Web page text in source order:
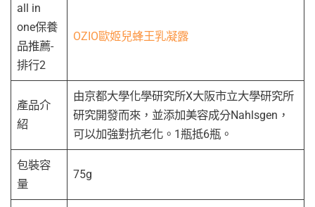
all in
one保養
品推薦-
排行2
OZIO歐姬兒蜂王乳凝露
產品介
紹
由京都大學化學研究所X大阪市立大學研究所
研究開發而來，並添加美容成分Nahlsgen，
可以加強對抗老化。1瓶抵6瓶。
包裝容
量
75g